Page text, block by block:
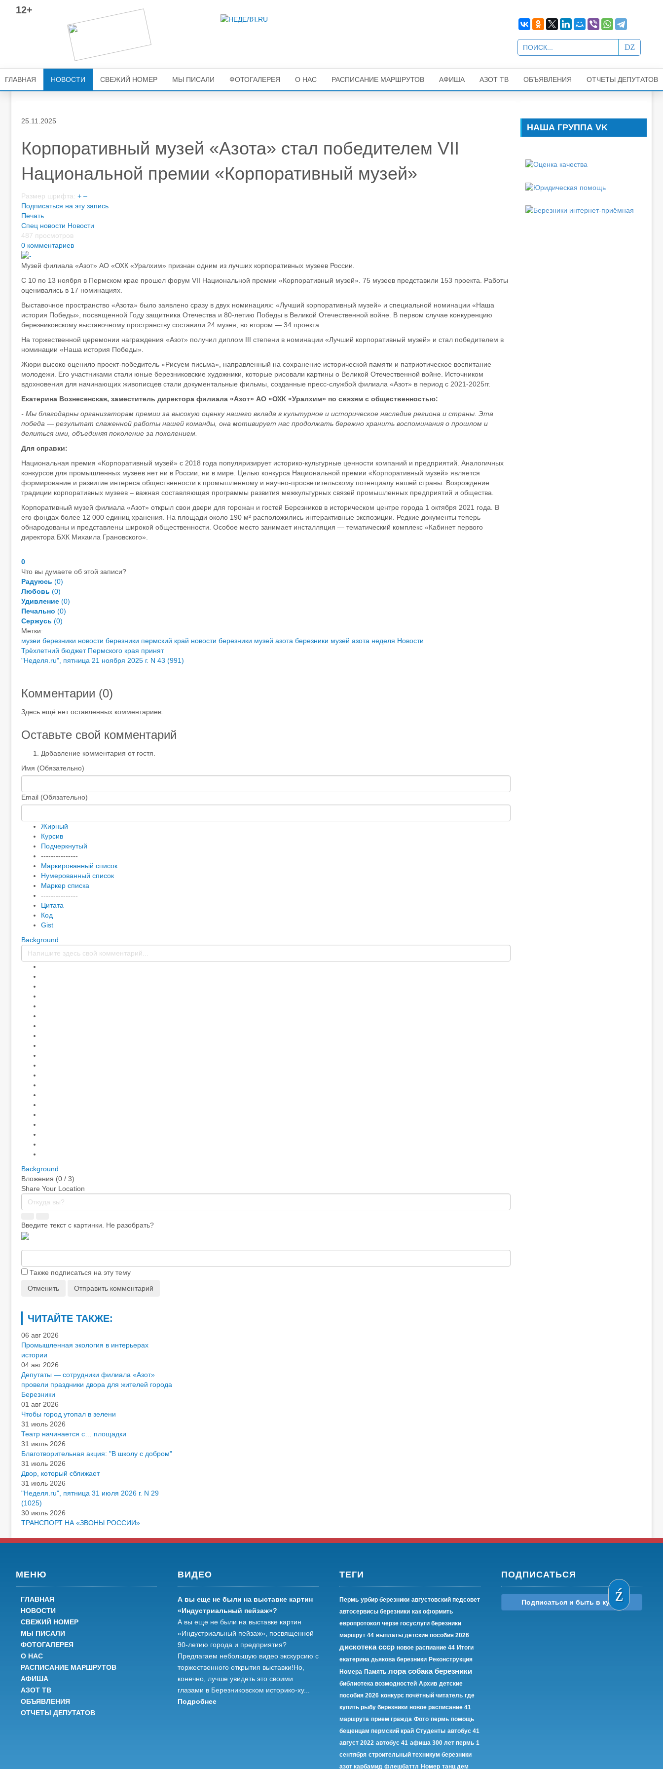
12+
ГЛАВНАЯ НОВОСТИ СВЕЖИЙ НОМЕР МЫ ПИСАЛИ ФОТОГАЛЕРЕЯ О НАС РАСПИСАНИЕ МАРШРУТОВ АФИША АЗОТ ТВ ОБЪЯВЛЕНИЯ ОТЧЕТЫ ДЕПУТАТОВ
25.11.2025
Корпоративный музей «Азота» стал победителем VII
Национальной премии «Корпоративный музей»
Размер шрифта: + –
Подписаться на эту запись
Печать
Спец новости Новости
487 просмотров
0 комментариев
Музей филиала «Азот» АО «ОХК «Уралхим» признан одним из лучших корпоративных музеев России.
С 10 по 13 ноября в Пермском крае прошел форум VII Национальной премии «Корпоративный музей». 75 музеев представили 153 проекта. Работы
оценивались в 17 номинациях.
Выставочное пространство «Азота» было заявлено сразу в двух номинациях: «Лучший корпоративный музей» и специальной номинации «Наша
история Победы», посвященной Году защитника Отечества и 80-летию Победы в Великой Отечественной войне. В первом случае конкуренцию
березниковскому выставочному пространству составили 24 музея, во втором ­­— 34 проекта.
На торжественной церемонии награждения «Азот» получил диплом III степени в номинации «Лучший корпоративный музей» и стал победителем в
номинации «Наша история Победы».
Жюри высоко оценило проект-победитель «Рисуем письма», направленный на сохранение исторической памяти и патриотическое воспитание
молодежи. Его участниками стали юные березниковские художники, которые рисовали картины о Великой Отечественной войне. Источником
вдохновения для начинающих живописцев стали документальные фильмы, созданные пресс-службой филиала «Азот» в период с 2021-2025гг.
Екатерина Вознесенская, заместитель директора филиала «Азот» АО «ОХК «Уралхим» по связям с общественностью:
- Мы благодарны организаторам премии за высокую оценку нашего вклада в культурное и историческое наследие региона и страны. Эта
победа — результат слаженной работы нашей команды, она мотивирует нас продолжать бережно хранить воспоминания о прошлом и
делиться ими, объединяя поколение за поколением.
Для справки:
Национальная премия «Корпоративный музей» с 2018 года популяризирует историко-культурные ценности компаний и предприятий. Аналогичных
конкурсов для промышленных музеев нет ни в России, ни в мире. Целью конкурса Национальной премии «Корпоративный музей» является
формирование и развитие интереса общественности к промышленному и научно-просветительскому потенциалу нашей страны. Возрождение
традиции корпоративных музеев – важная составляющая программы развития межкультурных связей промышленных предприятий и общества.
Корпоративный музей филиала «Азот» открыл свои двери для горожан и гостей Березников в историческом центре города 1 октября 2021 года. В
его фондах более 12 000 единиц хранения. На площади около 190 м² расположились интерактивные экспозиции. Редкие документы теперь
обнародованы и представлены широкой общественности. Особое место занимает инсталляция — тематический комплекс «Кабинет первого
директора БХК Михаила Грановского».
0
Что вы думаете об этой записи?
Радуюсь (0)
Любовь (0)
Удивление (0)
Печально (0)
Сержусь (0)
Метки:
музеи березники новости березники пермский край новости березники музей азота березники музей азота неделя Новости
Трёхлетний бюджет Пермского края принят
"Неделя.ru", пятница 21 ноября 2025 г. N 43 (991)
Комментарии (0)
Здесь ещё нет оставленных комментариев.
Оставьте свой комментарий
Добавление комментария от гостя.
Имя (Обязательно)
Email (Обязательно)
Жирный
Курсив
Подчеркнутый
---------------
Маркированный список
Нумерованный список
Маркер списка
---------------
Цитата
Код
Gist
Background
Background
Вложения (0 / 3)
Share Your Location
Введите текст с картинки. Не разобрать?
Также подписаться на эту тему
Отменить
Отправить комментарий
НАША ГРУППА VK
ЧИТАЙТЕ ТАКЖЕ:
06 авг 2026
Промышленная экология в интерьерах
истории
04 авг 2026
Депутаты — сотрудники филиала «Азот»
провели праздники двора для жителей города
Березники
01 авг 2026
Чтобы город утопал в зелени
31 июль 2026
Театр начинается с… площадки
31 июль 2026
Благотворительная акция: "В школу с добром"
31 июль 2026
Двор, который сближает
31 июль 2026
"Неделя.ru", пятница 31 июля 2026 г. N 29
(1025)
30 июль 2026
ТРАНСПОРТ НА «ЗВОНЫ РОССИИ»
МЕНЮ
ГЛАВНАЯ
НОВОСТИ
СВЕЖИЙ НОМЕР
МЫ ПИСАЛИ
ФОТОГАЛЕРЕЯ
О НАС
РАСПИСАНИЕ МАРШРУТОВ
АФИША
АЗОТ ТВ
ОБЪЯВЛЕНИЯ
ОТЧЕТЫ ДЕПУТАТОВ
ВИДЕО
А вы еще не были на выставке картин
«Индустриальный пейзаж»?
А вы еще не были на выставке картин
«Индустриальный пейзаж», посвященной
90-летию города и предприятия?
Предлагаем небольшую видео экскурсию с
торжественного открытия выставки!Но,
конечно, лучше увидеть это своими
глазами в Березниковском историко-ху...
Подробнее
ТЕГИ
Пермь урбир березники августовский педсовет
автосервисы березники как оформить
европротокол черзе госуслуги березники
маршрут 44 выплаты детские пособия 2026
дискотека ссср новое распиание 44 Итоги
екатерина дьякова березники Реконструкция
Номера Память лора собака березники
библиотека возмодностей Архив детские
пособия 2026 конкурс почётный читатель где
купить рыбу березники новое расписание 41
маршрута прием гражда Фото пермь помощь
бещенцам пермский край Студенты автобус 41
август 2022 автобус 41 афиша 300 лет пермь 1
сентября строительный техникум березники
азот карбамид флешбаттл Номер танц дем
ПОДПИСАТЬСЯ
Подписаться и быть в курсе